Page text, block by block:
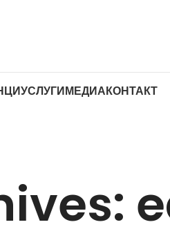
УСЛУГИМЕДИАКОНТАКТ